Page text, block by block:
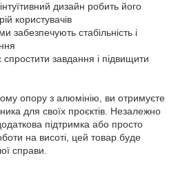
дизайн робить його
користувачів
забезпечують стабільність і
завдання і підвищити
опору з алюмінію, ви отримуєте
для своїх проєктів. Незалежно
підтримка або просто
на висоті, цей товар буде
справи.